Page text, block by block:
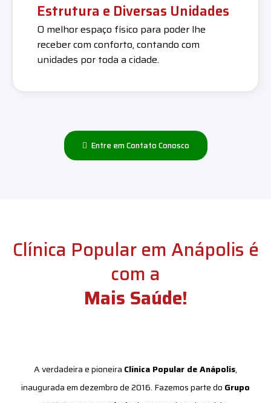
Estrutura e Diversas Unidades
O melhor espaço físico para poder lhe
receber com conforto, contando com
unidades por toda a cidade.
Entre em Contato Conosco
Clínica Popular em Anápolis é
com a
Mais Saúde!
A verdadeira e pioneira Clínica Popular de Anápolis,
inaugurada em dezembro de 2016. Fazemos parte do Grupo